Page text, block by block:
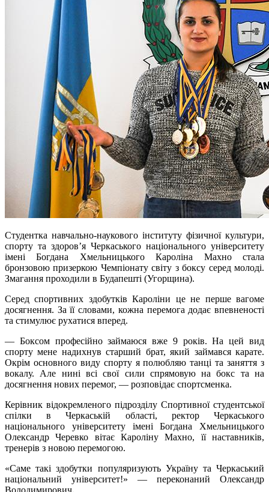
Студентка навчально-наукового інституту фізичної культури,
спорту та здоров’я Черкаського національного університету
імені Богдана Хмельницького Кароліна Махно стала
бронзовою призеркою Чемпіонату світу з боксу серед молоді.
Змагання проходили в Будапешті (Угорщина).
Серед спортивних здобутків Кароліни це не перше вагоме
досягнення. За її словами, кожна перемога додає впевненості
та стимулює рухатися вперед.
— Боксом професійно займаюся вже 9 років. На цей вид
спорту мене надихнув старший брат, який займався карате.
Окрім основного виду спорту я полюбляю танці та заняття з
вокалу. Але нині всі свої сили спрямовую на бокс та на
досягнення нових перемог, — розповідає спортсменка.
Керівник відокремленого підрозділу Спортивної студентської
спілки в Черкаській області, ректор Черкаського
національного університету імені Богдана Хмельницького
Олександр Черевко вітає Кароліну Махно, її наставників,
тренерів з новою перемогою.
«Саме такі здобутки популяризують Україну та Черкаський
національний університет!» — переконаний Олександр
Володимирович.